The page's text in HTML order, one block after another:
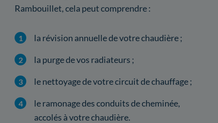
Rambouillet, cela peut comprendre :
la révision annuelle de votre chaudière ;
la purge de vos radiateurs ;
le nettoyage de votre circuit de chauffage ;
le ramonage des conduits de cheminée,
accolés à votre chaudière.